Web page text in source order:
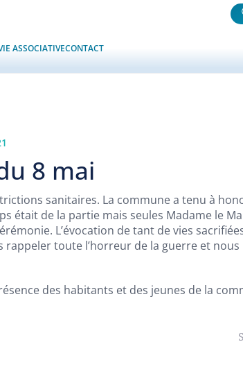
ASSOCIATIVECONTACT
8 mai
sanitaires. La commune a tenu à
était de la partie mais seules Madame le
L’évocation de tant de vies
toute l’horreur de la guerre et nous
des habitants et des jeunes de la